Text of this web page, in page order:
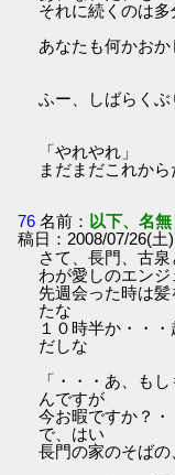
それに続くのは多
あなたも何かお
ふー、しばらく
「やれやれ」
まだまだこれから
76 名前： 以下、名
稿日：2008/07/26(土
さて、長門、古泉
わが愛しのエン
先週会った時は
たな
１０時半か・・
だしな
「・・・あ、も
んですが
今お暇ですか？
で、はい
長門の家のそばの